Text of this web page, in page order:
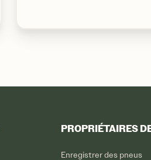
PROPRIÉTAIRES
Enregistrer des pneus